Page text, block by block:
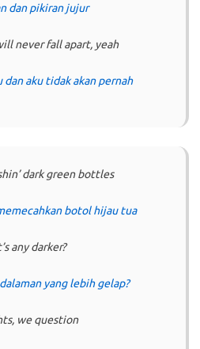
dan pikiran jujur
never fall apart, yeah
aku tidak akan pernah
dark green bottles
botol hijau tua
any darker?
yang lebih gelap?
we question